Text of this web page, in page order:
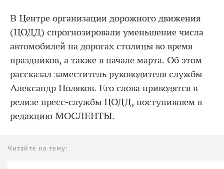
В Центре организации дорожного движения
(ЦОДД) спрогнозировали уменьшение числа
автомобилей на дорогах столицы во время
праздников, а также в начале марта. Об этом
рассказал заместитель руководителя службы
Александр Поляков. Его слова приводятся в
релизе пресс-службы ЦОДД, поступившем в
редакцию МОСЛЕНТЫ.
Читайте на тему: